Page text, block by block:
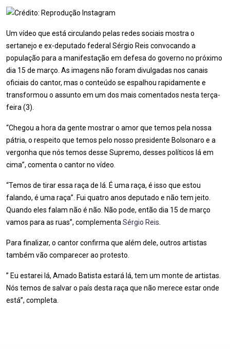
Um vídeo que está circulando pelas redes sociais mostra o
sertanejo e ex-deputado federal Sérgio Reis convocando a
população para a manifestação em defesa do governo no próximo
dia 15 de março. As imagens não foram divulgadas nos canais
oficiais do cantor, mas o conteúdo se espalhou rapidamente e
transformou o assunto em um dos mais comentados nesta terça-
feira (3).
“Chegou a hora da gente mostrar o amor que temos pela nossa
pátria, o respeito que temos pelo nosso presidente Bolsonaro e a
vergonha que nós temos desse Supremo, desses políticos lá em
cima”, comenta o cantor no vídeo.
“Temos de tirar essa raça de lá. É uma raça, é isso que estou
falando, é uma raça”. Fui quatro anos deputado e não tem jeito.
Quando eles falam não é não. Não pode, então dia 15 de março
vamos para as ruas”, complementaSérgio Reis.
Para finalizar, o cantor confirma que além dele, outros artistas
também vão comparecer ao protesto.
” Eu estarei lá, Amado Batista estará lá, tem um monte de artistas.
Nós temos de salvar o país desta raça que não merece estar onde
está”, completa.